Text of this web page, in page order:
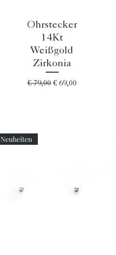
Schnellansicht
Ohrstecker
14Kt
Weißgold
Zirkonia
Standardpreis
€ 79,00 Sale-Preis
€ 69,00
Neuheiten